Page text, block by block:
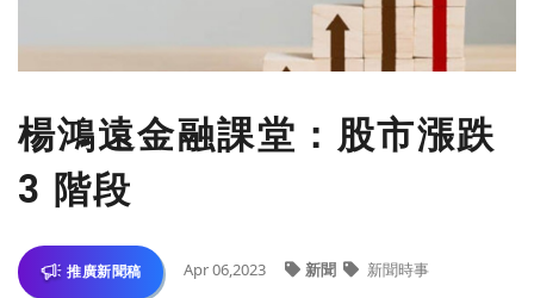
楊鴻遠金融課堂：股市漲跌
3 階段
推廣新聞稿 Apr 06,2023 新聞 新聞時事